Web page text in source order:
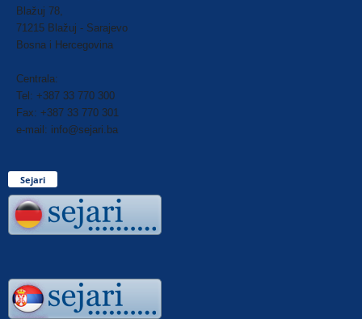
Blažuj 78,
71215 Blažuj - Sarajevo
Bosna i Hercegovina
Centrala:
Tel: +387 33 770 300
Fax: +387 33 770 301
e-mail: info@sejari.ba
Sejari